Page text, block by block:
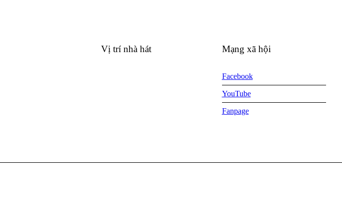
Vị trí nhà hát Mạng xã hội
Facebook
YouTube
Fanpage